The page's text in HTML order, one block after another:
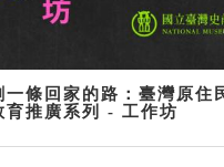
一條回家的路：臺灣原住
育推廣系列 - 工作坊